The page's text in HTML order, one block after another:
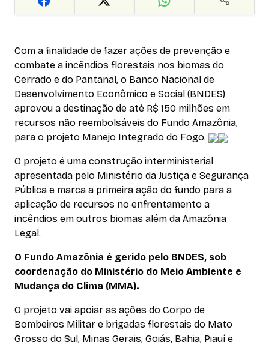
Com a finalidade de fazer ações de prevenção e
combate a incêndios florestais nos biomas do
Cerrado e do Pantanal, o Banco Nacional de
Desenvolvimento Econômico e Social (BNDES)
aprovou a destinação de até R$ 150 milhões em
recursos não reembolsáveis do Fundo Amazônia,
para o projeto Manejo Integrado do Fogo.
O projeto é uma construção interministerial
apresentada pelo Ministério da Justiça e Segurança
Pública e marca a primeira ação do fundo para a
aplicação de recursos no enfrentamento a
incêndios em outros biomas além da Amazônia
Legal.
O Fundo Amazônia é gerido pelo BNDES, sob
coordenação do Ministério do Meio Ambiente e
Mudança do Clima (MMA).
O projeto vai apoiar as ações do Corpo de
Bombeiros Militar e brigadas florestais do Mato
Grosso do Sul, Minas Gerais, Goiás, Bahia, Piauí e